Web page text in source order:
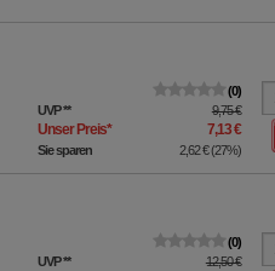
0
UVP** 9,75 €
Unser Preis* 7,13 €
Sie sparen 2,62 €(27%)
0
UVP** 12,50 €